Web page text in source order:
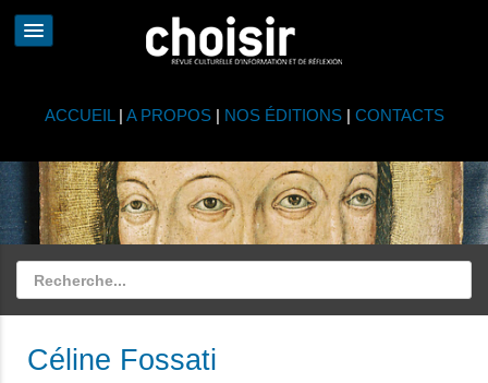
ACCUEIL | A PROPOS| NOS ÉDITIONS| CONTACTS
Céline Fossati